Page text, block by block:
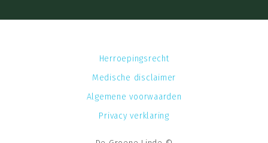
Herroepingsrecht
Medische disclaimer
Algemene voorwaarden
Privacy verklaring